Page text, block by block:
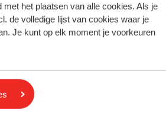
het plaatsen van alle cookies. Als je
de volledige lijst van cookies waar je
Je kunt op elk moment je voorkeuren